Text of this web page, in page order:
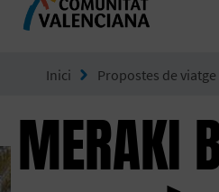
Inici Propostes de viatge
MERAKI